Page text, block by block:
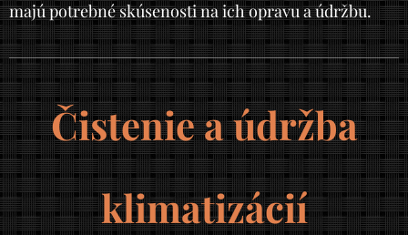
majú potrebné skúsenosti na ich opravu a údržbu.
Čistenie a údržba
klimatizácií